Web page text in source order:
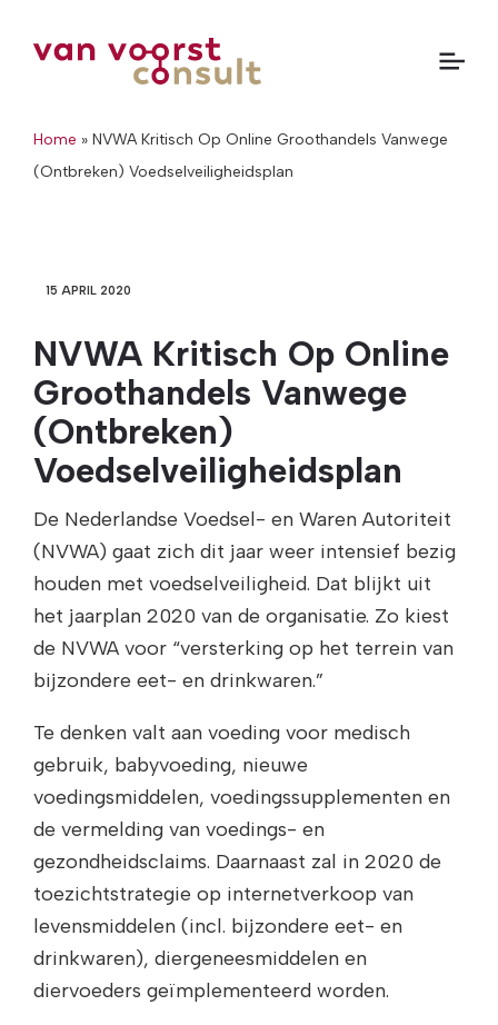
Home » NVWA Kritisch Op Online Groothandels Vanwege
(Ontbreken) Voedselveiligheidsplan
15 APRIL 2020
NVWA Kritisch Op Online
Groothandels Vanwege
(Ontbreken)
Voedselveiligheidsplan
De Nederlandse Voedsel- en Waren Autoriteit
(NVWA) gaat zich dit jaar weer intensief bezig
houden met voedselveiligheid. Dat blijkt uit
het jaarplan 2020 van de organisatie. Zo kiest
de NVWA voor “versterking op het terrein van
bijzondere eet- en drinkwaren.”
Te denken valt aan voeding voor medisch
gebruik, babyvoeding, nieuwe
voedingsmiddelen, voedingssupplementen en
de vermelding van voedings- en
gezondheidsclaims. Daarnaast zal in 2020 de
toezichtstrategie op internetverkoop van
levensmiddelen (incl. bijzondere eet- en
drinkwaren), diergeneesmiddelen en
diervoeders geïmplementeerd worden.